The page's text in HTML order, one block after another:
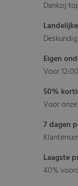
Dankzij
Eigen
Voor
50%
Voor
7 dagen
Laagste
40%